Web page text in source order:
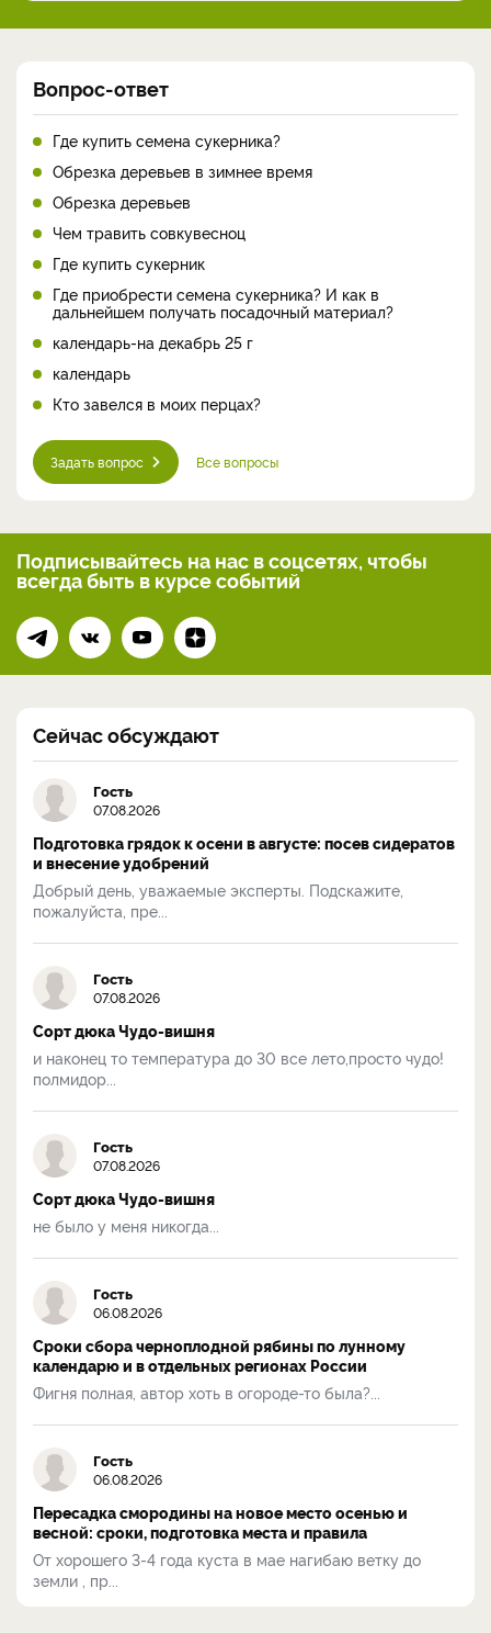
Вопрос-ответ
Где купить семена сукерника?
Обрезка деревьев в зимнее время
Обрезка деревьев
Чем травить совкувесноц
Где купить сукерник
Где приобрести семена сукерника? И как в
дальнейшем получать посадочный материал?
календарь-на декабрь 25 г
календарь
Кто завелся в моих перцах?
Задать вопрос Все вопросы
Подписывайтесь на нас в соцсетях, чтобы
всегдабыть в курсе событий
Сейчас обсуждают
Гость
07.08.2026
Подготовка грядок к осени в августе: посев сидератов
и внесение удобрений
Добрый день, уважаемые эксперты. Подскажите,
пожалуйста, пре...
Гость
07.08.2026
Сорт дюка Чудо-вишня
и наконец то температура до 30 все лето,просто чудо!
полмидор...
Гость
07.08.2026
Сорт дюка Чудо-вишня
не было у меня никогда...
Гость
06.08.2026
Сроки сбора черноплодной рябины по лунному
календарю и в отдельных регионах России
Фигня полная, автор хоть в огороде-то была?...
Гость
06.08.2026
Пересадка смородины на новое место осенью и
весной: сроки, подготовка места и правила
От хорошего 3-4 года куста в мае нагибаю ветку до
земли , пр...